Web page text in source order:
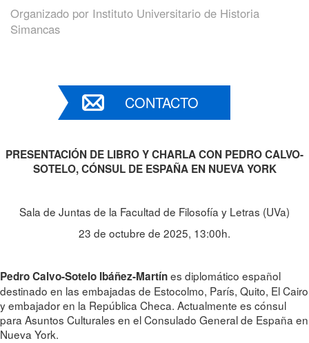
Organizado por Instituto Universitario de Historia
Simancas
CONTACTO
PRESENTACIÓN DE LIBRO Y CHARLA CON PEDRO CALVO-
SOTELO, CÓNSUL DE ESPAÑA EN NUEVA YORK
Sala de Juntas de la Facultad de Filosofía y Letras (UVa)
23 de octubre de 2025, 13:00h.
Pedro Calvo-Sotelo Ibáñez-Martínes diplomático español
destinado en las embajadas de Estocolmo, París, Quito, El Cairo
y embajador en la República Checa. Actualmente es cónsul
para Asuntos Culturales en el Consulado General de España en
Nueva York.